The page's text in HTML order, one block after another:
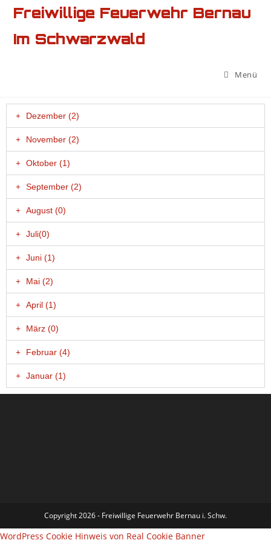
Freiwillige Feuerwehr Bernau
Im Schwarzwald
Menü
Dezember (2)
November (2)
Oktober (1)
September (2)
August (0)
Juli(0)
Juni (1)
Mai (2)
April (1)
März (0)
Februar (4)
Januar (1)
Copyright 2026 - Freiwillige Feuerwehr Bernau i. Schw.
WordPress Cookie Hinweis von Real Cookie Banner